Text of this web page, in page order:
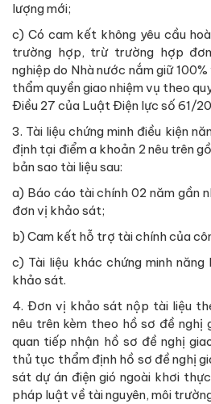
lượng mới;
c) Có cam kết không yêu cầu
trường hợp, trừ trường hợp
nghiệp do Nhà nước nắm giữ
thẩm quyền giao nhiệm vụ theo
Điều 27 của Luật Điện lực số 61/
3. Tài liệu chứng minh điều kiện
định tại điểm a khoản 2 nêu trên
bản sao tài liệu sau:
a) Báo cáo tài chính 02 năm gần
đơn vị khảo sát;
b) Cam kết hỗ trợ tài chính của
c) Tài liệu khác chứng minh
khảo sát.
4. Đơn vị khảo sát nộp tài liệu
nêu trên kèm theo hồ sơ đề nghị
quan tiếp nhận hồ sơ đề nghị
thủ tục thẩm định hồ sơ đề nghị
sát dự án điện gió ngoài khơi
pháp luật về tài nguyên, môi